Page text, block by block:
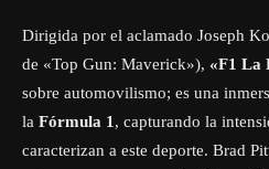
Dirigida por el aclamado Joseph
de «Top Gun: Maverick»), «F1 La
sobre automovilismo; es una
la Fórmula 1, capturando la
caracterizan a este deporte. Brad